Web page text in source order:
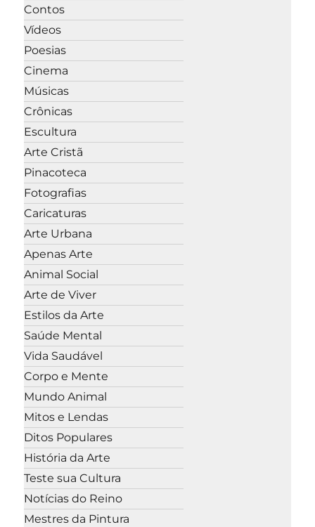
Contos
Vídeos
Poesias
Cinema
Músicas
Crônicas
Escultura
Arte Cristã
Pinacoteca
Fotografias
Caricaturas
Arte Urbana
Apenas Arte
Animal Social
Arte de Viver
Estilos da Arte
Saúde Mental
Vida Saudável
Corpo e Mente
Mundo Animal
Mitos e Lendas
Ditos Populares
História da Arte
Teste sua Cultura
Notícias do Reino
Mestres da Pintura